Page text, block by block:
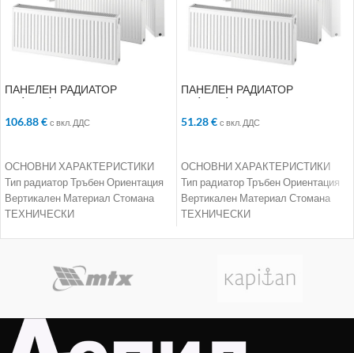
ПАНЕЛЕН РАДИАТОР
106.88€ с вкл. ДДС
ОСНОВНИ ХАРАКТЕРИСТИКИ
Тип радиатор Тръбен Ориентация
Вертикален Материал Стомана
ТЕХНИЧЕСКИ
ПАНЕЛЕН РАДИАТОР
51.28€ с вкл. ДДС
ОСНОВНИ ХАРАКТЕРИСТИКИ
Тип радиатор Тръбен Ориентация
Вертикален Материал Стомана
ТЕХНИЧЕСКИ